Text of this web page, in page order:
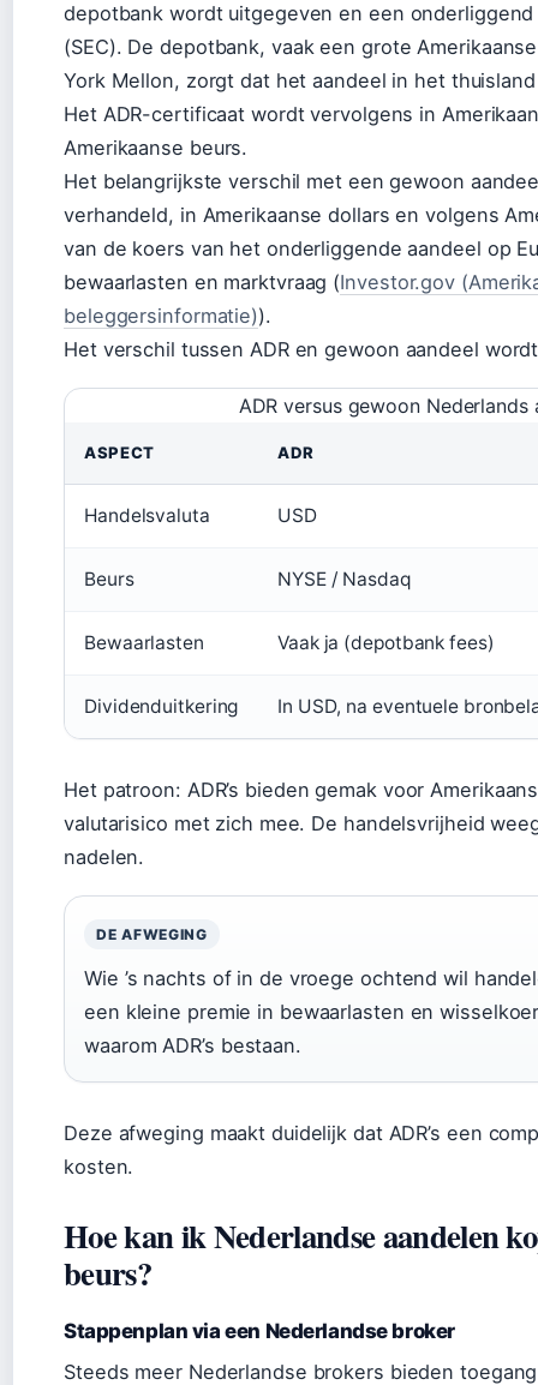
depotbank wordt uitgegeven en een
(SEC). De depotbank, vaak een grote
York Mellon, zorgt dat het aandeel in het
Het ADR-certificaat wordt vervolgens in
Amerikaanse beurs.
Het belangrijkste verschil met een gewoon
verhandeld, in Amerikaanse dollars en volgens
van de koers van het onderliggende aandeel op
bewaarlasten en marktvraag (Investor.gov
beleggersinformatie)).
Het verschil tussen ADR en gewoon aandeel
ADR versus gewoon
ASPECT ADR
Handelsvaluta USD
Beurs NYSE / Nasdaq
Bewaarlasten Vaak ja (depotbank fees)
Dividenduitkering In USD, na eventuele
Het patroon: ADR’s bieden gemak voor
valutarisico met zich mee. De handelsvrijheid
nadelen.
DE AFWEGING
Wie ’s nachts of in de vroege ochtend wil
een kleine premie in bewaarlasten en
waarom ADR’s bestaan.
Deze afweging maakt duidelijk dat ADR’s een
kosten.
Hoe kan ik Nederlandse aandelen
beurs?
Stappenplan via een Nederlandse broker
Steeds meer Nederlandse brokers bieden